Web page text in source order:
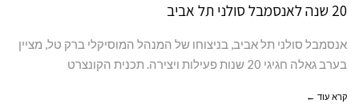
20 שנה לאנסמבל סולני תל אביב
אנסמבל סולני תל אביב, בניצוחו של המנהל המוסיקלי ברק טל, מציין
בערב גאלה חגיגי 20 שנות פעילות ויצירה. תכנית הקונצרט
קרא עוד ←